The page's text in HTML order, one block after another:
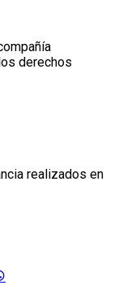
derechos
realizados en